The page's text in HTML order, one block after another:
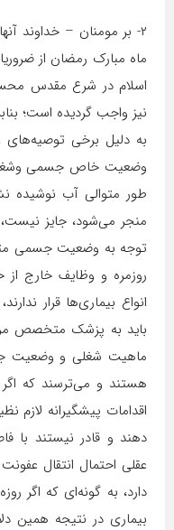
۲- بر مومنان – خداوند
ماه مبارک رمضان از
اسلام در شرع مقدس
نیز واجب گردیده است؛
به دلیل برخی
وضعیت خاص جسمی وشغلی
طور متوالی آب نوشیده
منجر می‌شود، جایز
توجه به وضعیت جسمی
روزمره و وظایف خارج از
انواع بیماری‌‌‌ها قرار
باید به پزشک متخصص
ماهیت شغلی و وضعیت
هستند و می‌ترسند که اگر
اقدامات پیشگیرانه
دهند و قادر نیستند با
عقلی احتمال انتقال
دارد، به گونه‌ای که اگر
بیماری در نتیجه همین